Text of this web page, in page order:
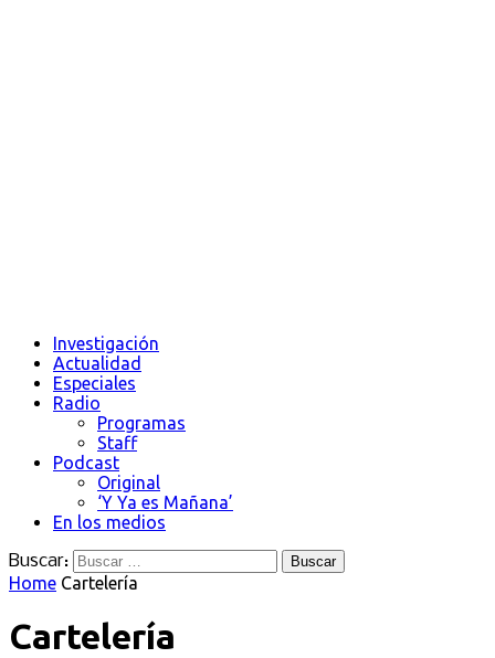
Investigación
Actualidad
Especiales
Radio
Programas
Staff
Podcast
Original
‘Y Ya es Mañana’
En los medios
Buscar:
Home Cartelería
Cartelería